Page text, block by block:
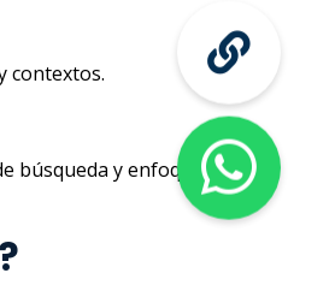
contextos.
búsqueda y enfoques